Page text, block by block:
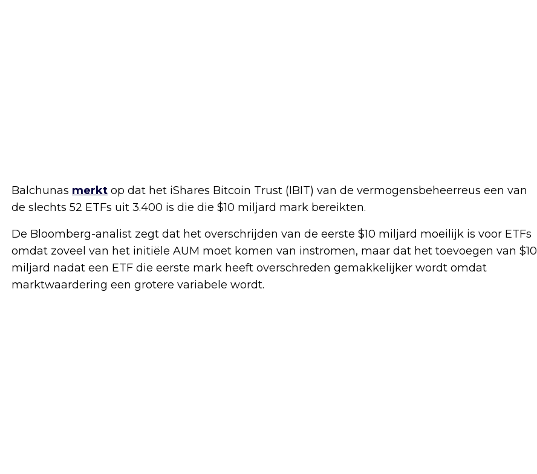
Balchunas merkt op dat het iShares Bitcoin Trust (IBIT) van de vermogensbeheerreus een van
de slechts 52 ETFs uit 3.400 is die die $10 miljard mark bereikten.
De Bloomberg-analist zegt dat het overschrijden van de eerste $10 miljard moeilijk is voor ETFs
omdat zoveel van het initiële AUM moet komen van instromen, maar dat het toevoegen van $10
miljard nadat een ETF die eerste mark heeft overschreden gemakkelijker wordt omdat
marktwaardering een grotere variabele wordt.